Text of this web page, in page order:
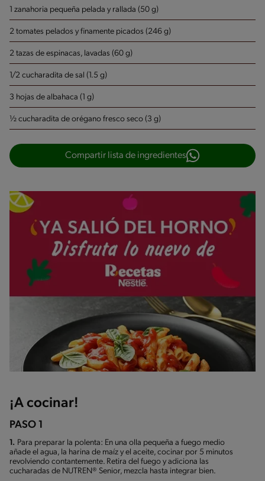
1 zanahoria pequeña pelada y rallada (50 g)
2 tomates pelados y finamente picados (246 g)
2 tazas de espinacas, lavadas (60 g)
1/2 cucharadita de sal (1.5 g)
3 hojas de albahaca (1 g)
½ cucharadita de orégano fresco seco (3 g)
Compartir lista de ingredientes
¡A cocinar!
PASO 1
1. Para preparar la polenta: En una olla pequeña a fuego medio
añade el agua, la harina de maíz y el aceite, cocinar por 5 minutos
revolviendo contantemente. Retira del fuego y adiciona las
cucharadas de NUTREN® Senior, mezcla hasta integrar bien.